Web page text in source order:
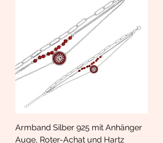
Armband Silber 925 mit Anhänger
Auge, Roter-Achat und Hartz